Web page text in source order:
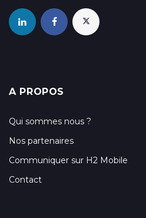
A PROPOS
Qui sommes nous ?
Nos partenaires
Communiquer sur H2 Mobile
Contact